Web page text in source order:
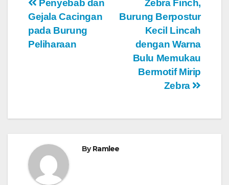
Navigasi
pos
Zebra Finch,
Burung Berpostur
Kecil Lincah
dengan Warna
Bulu Memukau
Bermotif Mirip
Zebra
Penyebab dan
Gejala Cacingan
pada Burung
Peliharaan
ByRamlee